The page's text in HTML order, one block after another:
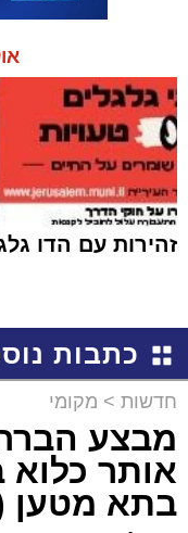
זהירות עם הדו
כתבות
חדשות > מקומי
מבצע
אותר כלוא
בתא מטען